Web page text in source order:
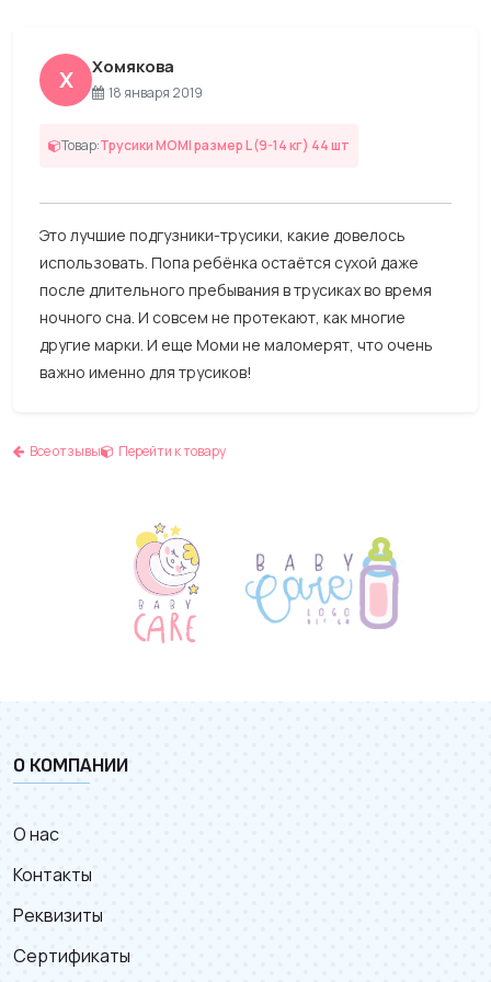
Х Хомякова
18 января 2019
Товар:Трусики MOMI размер L (9-14 кг) 44 шт
Это лучшие подгузники-трусики, какие довелось
использовать. Попа ребёнка остаётся сухой даже
после длительного пребывания в трусиках во время
ночного сна. И совсем не протекают, как многие
другие марки. И еще Моми не маломерят, что очень
важно именно для трусиков!
Все отзывы Перейти к товару
О КОМПАНИИ
О нас
Контакты
Реквизиты
Сертификаты